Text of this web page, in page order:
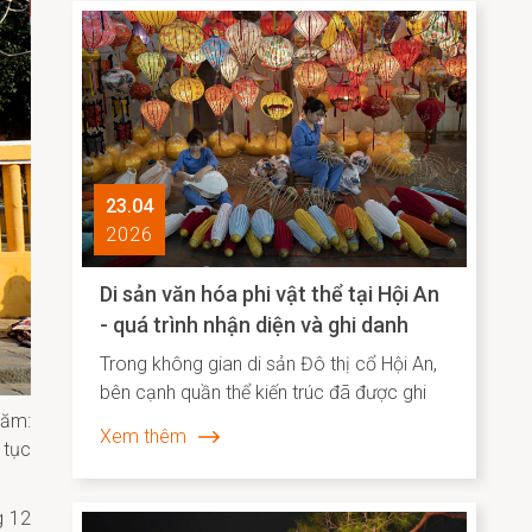
tục
12
tiêu biểu tại châu Á. Việc Hội An vươn lên vị
trí dẫn đầu không chỉ phản ánh sức hút
đặc biệt của một đô thị di sản, mà còn
cho thấy hiệu quả của định hướng bảo tồn
gắn liền với phát huy giá trị văn hóa theo
hướng sáng tạo và bền vững.
23.04
2026
Di sản văn hóa phi vật thể tại Hội An
- quá trình nhận diện và ghi danh
Trong không gian di sản Đô thị cổ Hội An,
bên cạnh quần thể kiến trúc đã được ghi
vẫn bền bỉ hiện diện song hành như một
“ký ức sống”, phản ánh chiều sâu lịch sử –
xã hội và năng lực sáng tạo của cộng
Xem thêm